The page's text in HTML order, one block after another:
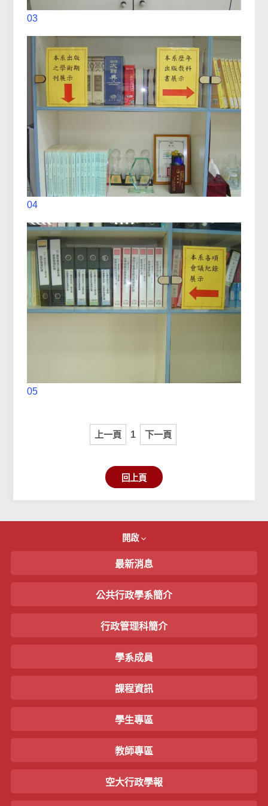
03
04
05
上一頁 1 下一頁
回上頁
開啟
最新消息
公共行政學系簡介
行政管理科簡介
學系成員
課程資訊
學生專區
教師專區
空大行政學報